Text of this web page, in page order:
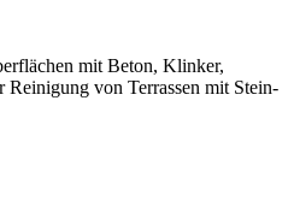
mit Beton, Klinker,
Reinigung von Terrassen mit Stein-